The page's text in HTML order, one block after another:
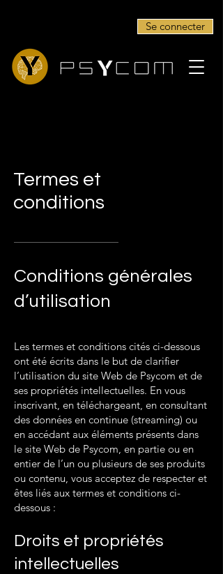
Se connecter
Termes et
conditions
Conditions générales
d’utilisation
Les termes et conditions cités ci-dessous
ont été écrits dans le but de clarifier
l’utilisation du site Web de Psycom et de
ses propriétés intellectuelles. En vous
inscrivant, en téléchargeant, en consultant
des données en continue (streaming) ou
en accédant aux éléments présents dans
le site Web de Psycom, en partie ou en
entier de l’un ou plusieurs de ses produits
ou contenu, vous acceptez de respecter et
êtes liés aux termes et conditions ci-
dessous :
Droits et propriétés
intellectuelles